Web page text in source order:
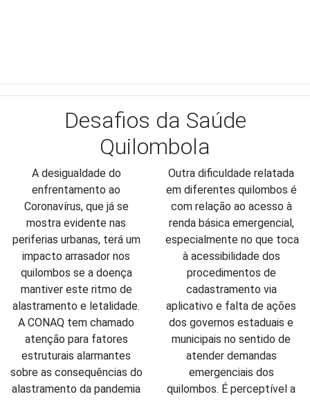
Desafios da Saúde
Quilombola
A desigualdade do
enfrentamento ao
Coronavírus, que já se
mostra evidente nas
periferias urbanas, terá um
impacto arrasador nos
quilombos se a doença
mantiver este ritmo de
alastramento e letalidade.
A CONAQ tem chamado
atenção para fatores
estruturais alarmantes
sobre as consequências do
alastramento da pandemia
Outra dificuldade relatada
em diferentes quilombos é
com relação ao acesso à
renda básica emergencial,
especialmente no que toca
à acessibilidade dos
procedimentos de
cadastramento via
aplicativo e falta de ações
dos governos estaduais e
municipais no sentido de
atender demandas
emergenciais dos
quilombos. É perceptível a